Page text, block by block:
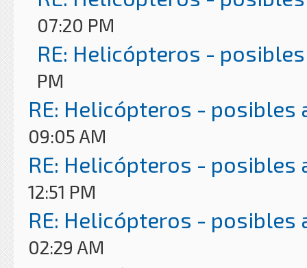
07:20 PM
RE: Helicópteros -
PM
RE: Helicópteros - posibles
09:05 AM
RE: Helicópteros - posibles
12:51 PM
RE: Helicópteros - posibles
02:29 AM